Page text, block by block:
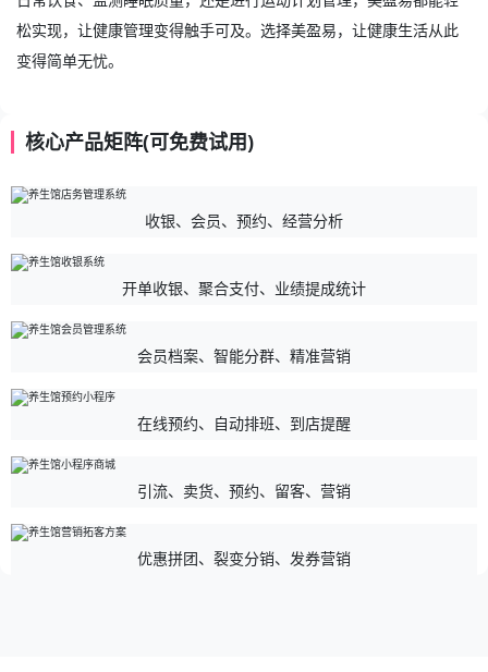
松实现，让健康管理变得触手可及。选择美盈易，让健康生活从此
变得简单无忧。
核心产品矩阵(可免费试用)
收银、会员、预约、经营分析
开单收银、聚合支付、业绩提成统计
会员档案、智能分群、精准营销
在线预约、自动排班、到店提醒
引流、卖货、预约、留客、营销
优惠拼团、裂变分销、发券营销